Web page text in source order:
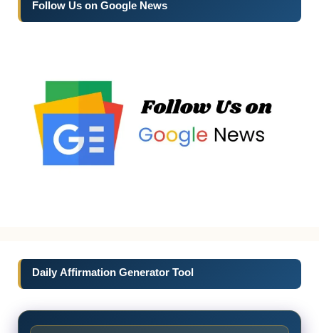
Follow Us on Google News
Daily Affirmation Generator Tool